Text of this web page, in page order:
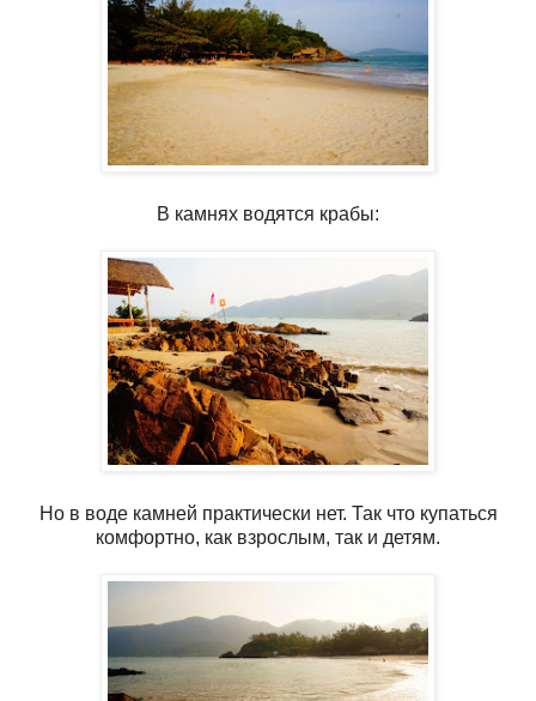
В камнях водятся крабы:
Но в воде камней практически нет. Так что купаться
комфортно, как взрослым, так и детям.